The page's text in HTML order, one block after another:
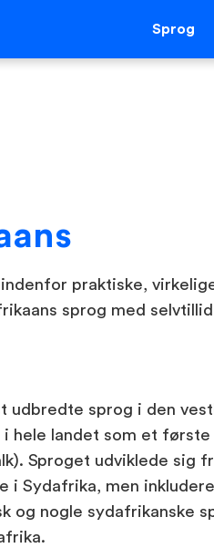
Sprog
praktiske,
sprog med
udbredte sprog i den
hele landet som et første
Sproget udviklede sig
i Sydafrika, men
og nogle sydafrikanske